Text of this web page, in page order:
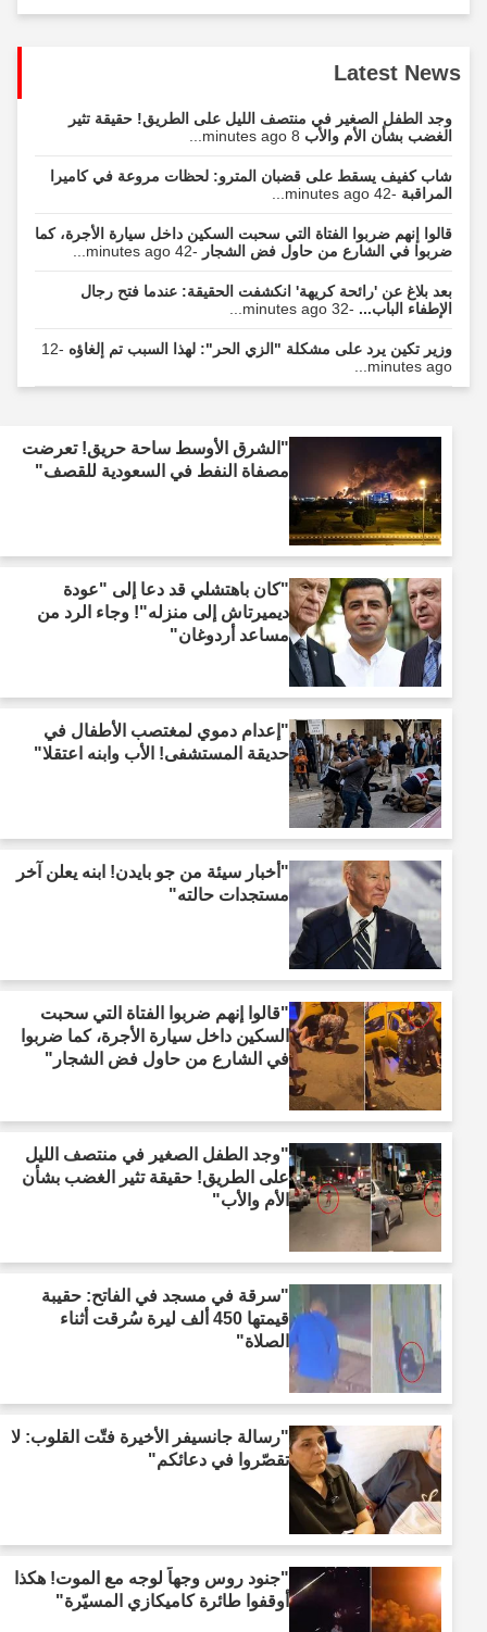
Latest News
وجد الطفل الصغير في منتصف الليل على الطريق! حقيقة تثير
الغضب بشأن الأم والأب8 minutes ago...
شاب كفيف يسقط على قضبان المترو: لحظات مروعة في كاميرا
المراقبة-42 minutes ago...
قالوا إنهم ضربوا الفتاة التي سحبت السكين داخل سيارة الأجرة، كما
ضربوا في الشارع من حاول فض الشجار-42 minutes ago...
بعد بلاغ عن 'رائحة كريهة' انكشفت الحقيقة: عندما فتح رجال
الإطفاء الباب...-32 minutes ago...
وزير تكين يرد على مشكلة "الزي الحر": لهذا السبب تم إلغاؤه -12
minutes ago...
"الشرق الأوسط ساحة حريق! تعرضت
مصفاة النفط في السعودية للقصف"
"كان باهتشلي قد دعا إلى "عودة
ديميرتاش إلى منزله"! وجاء الرد من
مساعد أردوغان"
"إعدام دموي لمغتصب الأطفال في
حديقة المستشفى! الأب وابنه اعتقلا"
"أخبار سيئة من جو بايدن! ابنه يعلن آخر
مستجدات حالته"
"قالوا إنهم ضربوا الفتاة التي سحبت
السكين داخل سيارة الأجرة، كما ضربوا
في الشارع من حاول فض الشجار"
"وجد الطفل الصغير في منتصف الليل
على الطريق! حقيقة تثير الغضب بشأن
الأم والأب"
"سرقة في مسجد في الفاتح: حقيبة
قيمتها 450 ألف ليرة سُرقت أثناء
الصلاة"
"رسالة جانسيفر الأخيرة فتّت القلوب: لا
تقصّروا في دعائكم"
"جنود روس وجهاً لوجه مع الموت! هكذا
أوقفوا طائرة كاميكازي المسيّرة"